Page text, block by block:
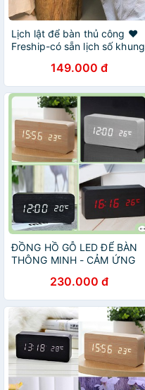
Lịch lật để bàn thủ công ❤️
Freship-có sẵn lịch số khung
Lịch gỗ lật số sáng tạo
149.000 đ
ĐỒNG HỒ GỖ LED ĐỂ BÀN
THÔNG MINH - CẢM ỨNG
230.000 đ